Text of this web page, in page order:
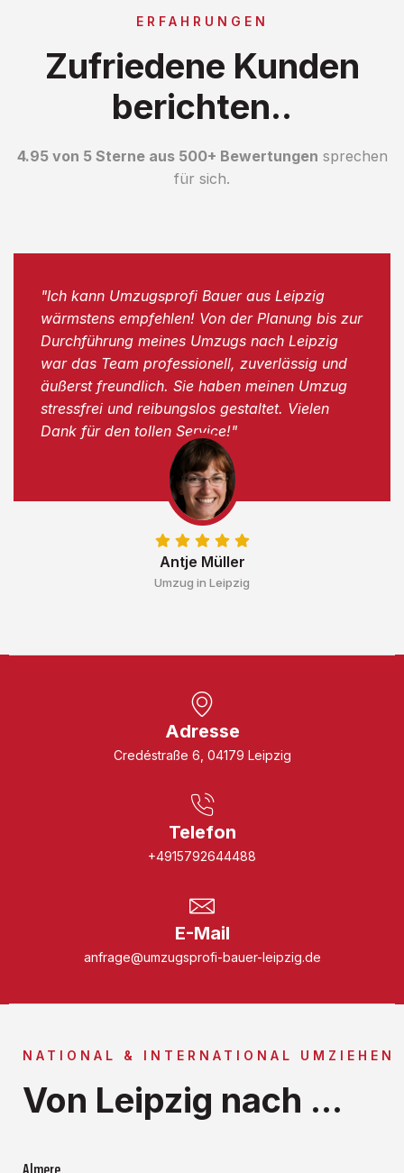
ERFAHRUNGEN
Zufriedene Kunden
berichten..
4.95 von 5 Sterne aus 500+ Bewertungen sprechen
für sich.
Antje Müller
Umzug in Leipzig
"Ich kann Umzugsprofi Bauer aus Leipzig
wärmstens empfehlen! Von der Planung bis zur
Durchführung meines Umzugs nach Leipzig
war das Team professionell, zuverlässig und
äußerst freundlich. Sie haben meinen Umzug
stressfrei und reibungslos gestaltet. Vielen
Dank für den tollen Service!"
Adresse
Credéstraße 6, 04179 Leipzig
Telefon
+4915792644488
E-Mail
anfrage@umzugsprofi-bauer-leipzig.de
NATIONAL & INTERNATIONAL UMZIEHEN
Von Leipzig nach ...